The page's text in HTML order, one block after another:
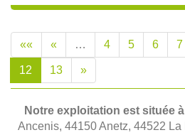
«« « … 4 5 6 7
12 13 »
Notre exploitation est située
Ancenis, 44150 Anetz, 44522